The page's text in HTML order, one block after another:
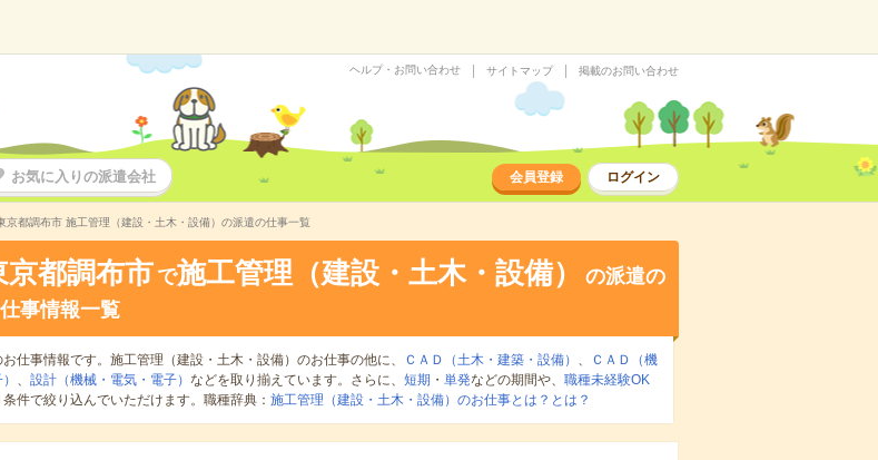
ヘルプ・お問い合わせ サイトマップ 掲載のお問い合わせ
お気に入りの派遣会社 会員登録 ログイン
京都調布市 施工管理（建設・土木・設備）の派遣の仕事一覧
京都調布市 で施工管理（建設・土木・設備）
の派遣の
事情報一覧
仕事情報です。施工管理（建設・土木・設備）のお仕事の他に、 ＣＡＤ（土木・建築・設備） 、
ＣＡＤ（機
、 設計（機械・電気・電子） などを取り揃えています。さらに、 短期 ・ 単発などの期間や、 職種未経験OK
件で絞り込んでいただけます。職種辞典： 施工管理（建設・土木・設備）のお仕事とは？とは？